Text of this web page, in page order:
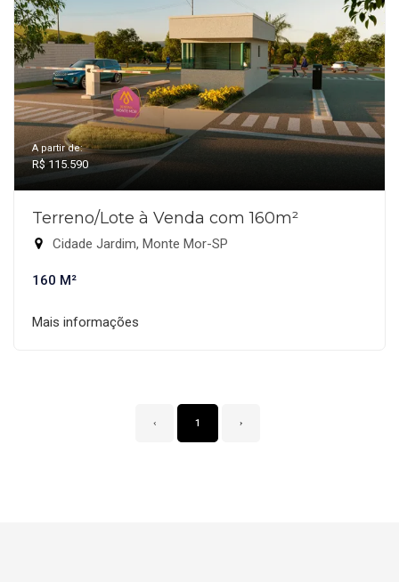
A partir de:
R$ 115.590
Terreno/Lote à Venda com 160m²
Cidade Jardim, Monte Mor-SP
160 M²
Mais informações
‹ 1 ›